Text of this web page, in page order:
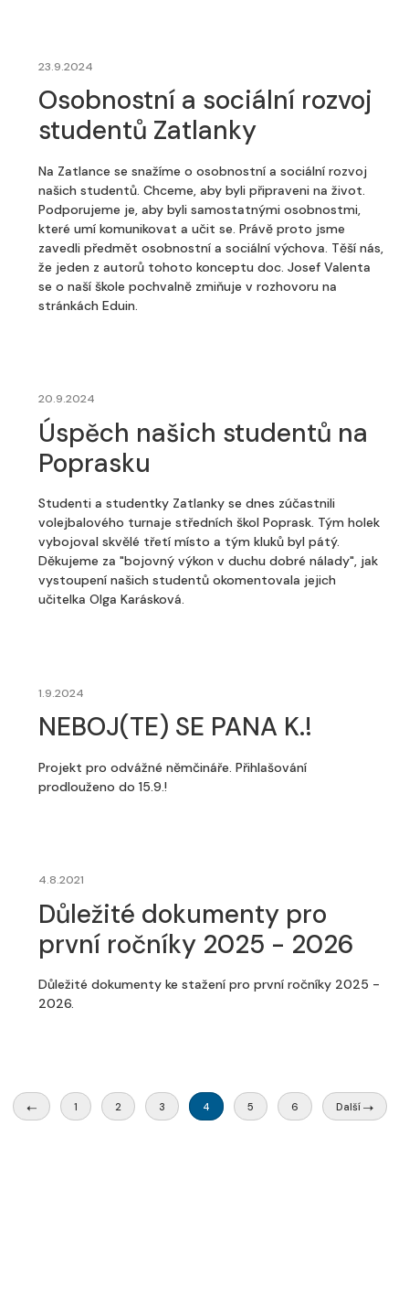
23.9.2024
Osobnostní a sociální rozvoj
studentů Zatlanky
Na Zatlance se snažíme o osobnostní a sociální rozvoj
našich studentů. Chceme, aby byli připraveni na život.
Podporujeme je, aby byli samostatnými osobnostmi,
které umí komunikovat a učit se. Právě proto jsme
zavedli předmět osobnostní a sociální výchova. Těší nás,
že jeden z autorů tohoto konceptu doc. Josef Valenta
se o naší škole pochvalně zmiňuje v rozhovoru na
stránkách Eduin.
20.9.2024
Úspěch našich studentů na
Poprasku
Studenti a studentky Zatlanky se dnes zúčastnili
volejbalového turnaje středních škol Poprask. Tým holek
vybojoval skvělé třetí místo a tým kluků byl pátý.
Děkujeme za "bojovný výkon v duchu dobré nálady", jak
vystoupení našich studentů okomentovala jejich
učitelka Olga Karásková.
1.9.2024
NEBOJ(TE) SE PANA K.!
Projekt pro odvážné němčináře. Přihlašování
prodlouženo do 15.9.!
4.8.2021
Důležité dokumenty pro
první ročníky 2025 - 2026
Důležité dokumenty ke stažení pro první ročníky 2025 -
2026.
1 2 3 4 5 6 Další